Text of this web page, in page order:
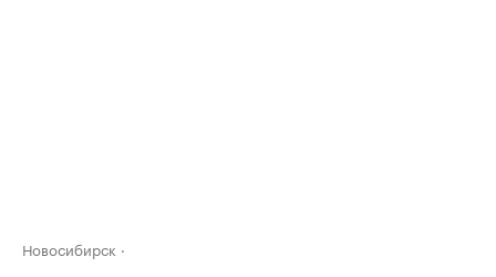
Новосибирск